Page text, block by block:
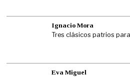
Ignacio Mora
Tres clásicos patrios
Eva Miguel